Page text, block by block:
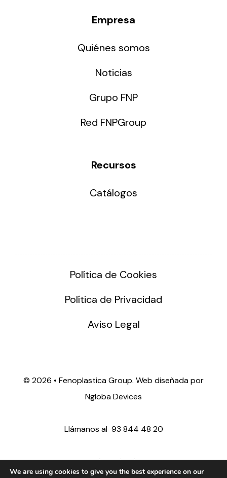
Empresa
Quiénes somos
Noticias
Grupo FNP
Red FNPGroup
Recursos
Catálogos
Política de Cookies
Política de Privacidad
Aviso Legal
© 2026 • Fenoplastica Group. Web diseñada por
Ngloba Devices
Llámanos al 93 844 48 20
ventas@fenoplastica.com
We are using cookies to give you the best experience on our